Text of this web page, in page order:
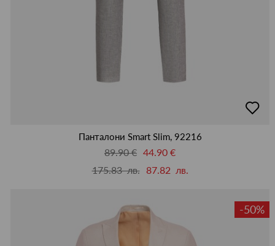
в
Панталони Smart Slim, 92216
89.90 € 44.90 €
175.83 лв.
87.82 лв.
-50%